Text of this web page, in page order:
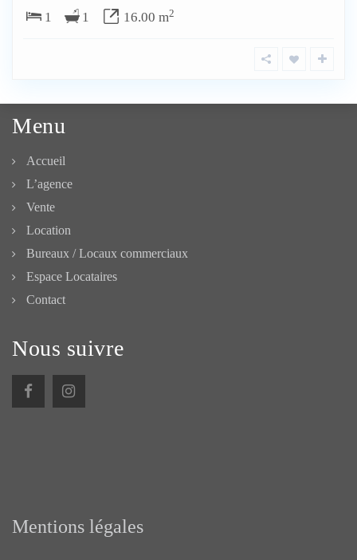
1 1 16.00 m2
Menu
Accueil
L’agence
Vente
Location
Bureaux / Locaux commerciaux
Espace Locataires
Contact
Nous suivre
Mentions légales